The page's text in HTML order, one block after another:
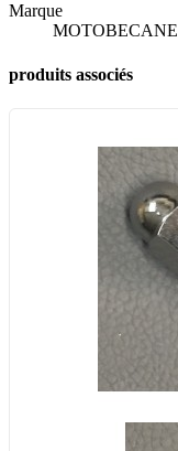
Marque
MOTOBECANE
produits associés